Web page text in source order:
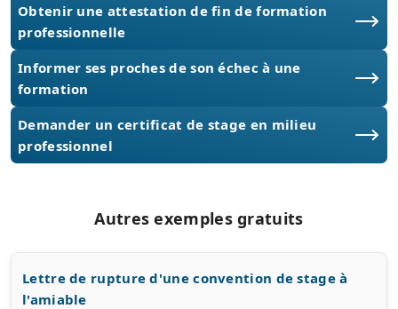
Obtenir une attestation de fin de formation
professionnelle
Informer ses proches de son échec à une
formation
Demander un certificat de stage en milieu
professionnel
Autres exemples gratuits
Lettre de rupture d'une convention de stage à
l'amiable